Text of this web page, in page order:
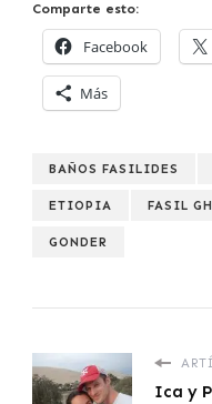
Comparte esto:
Facebook
Más
BAÑOS FASILIDES
ETIOPIA FASIL
GONDER
Ica y